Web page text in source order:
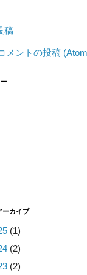
稿
メントの投稿
ーカイブ
(1)
(2)
(2)